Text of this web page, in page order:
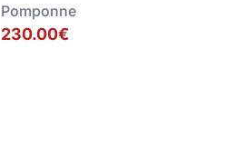
Pomponne
230.00€